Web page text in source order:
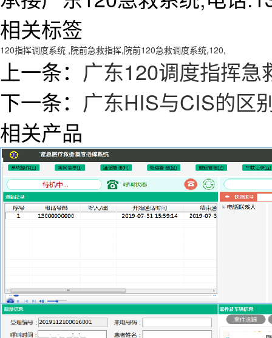
相关标签
120指挥调度系统 ,院前急救指挥,院前120急救调度系统,120,
上一条： 广东120调度指挥急
下一条： 广东HIS与CIS的区
相关产品